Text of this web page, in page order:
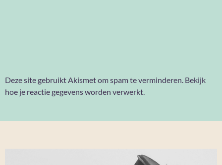
Deze site gebruikt Akismet om spam te verminderen. Bekijk
hoe je reactie gegevens worden verwerkt.